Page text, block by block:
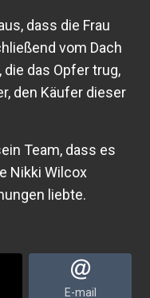
dass die Frau
vom Dach
die das Opfer trug,
den Käufer dieser
Team, dass es
Nikki Wilcox
liebte.
E-mail